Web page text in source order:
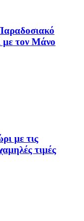
με τον Μάνο
με τις
τιμές